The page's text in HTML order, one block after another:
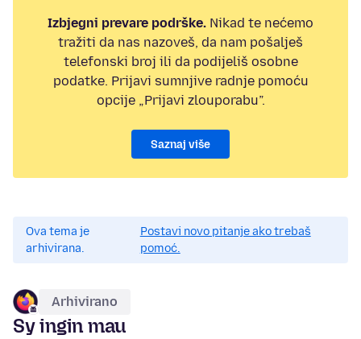
Izbjegni prevare podrške. Nikad te nećemo
tražiti da nas nazoveš, da nam pošalješ
telefonski broj ili da podijeliš osobne
podatke. Prijavi sumnjive radnje pomoću
opcije „Prijavi zlouporabu”.
Saznaj više
Ova tema je
arhivirana.
Postavi novo pitanje ako trebaš
pomoć.
Arhivirano
Sy ingin mau